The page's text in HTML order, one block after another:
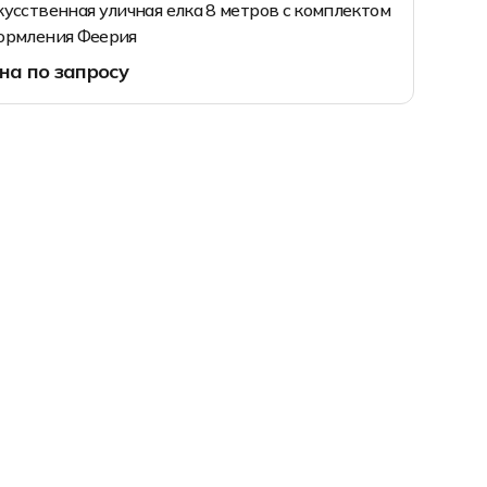
уличная елка 8 метров с комплектом
Феерия
по запросу